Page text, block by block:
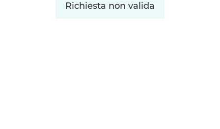
Richiesta non valida